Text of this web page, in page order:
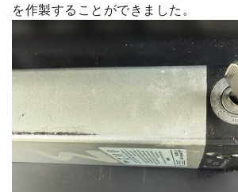
を作製することができました。